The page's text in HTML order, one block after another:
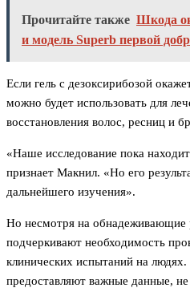
Прочитайте также Шкода
и модель Superb первой
Если гель с дезоксирибозой
можно будет использовать для
восстановления волос, ресниц и
«Наше исследование пока
признает Макнил. «Но его
дальнейшего изучения».
Но несмотря на обнадеживающие
подчеркивают необходимость
клинических испытаний на
предоставляют важные данные,